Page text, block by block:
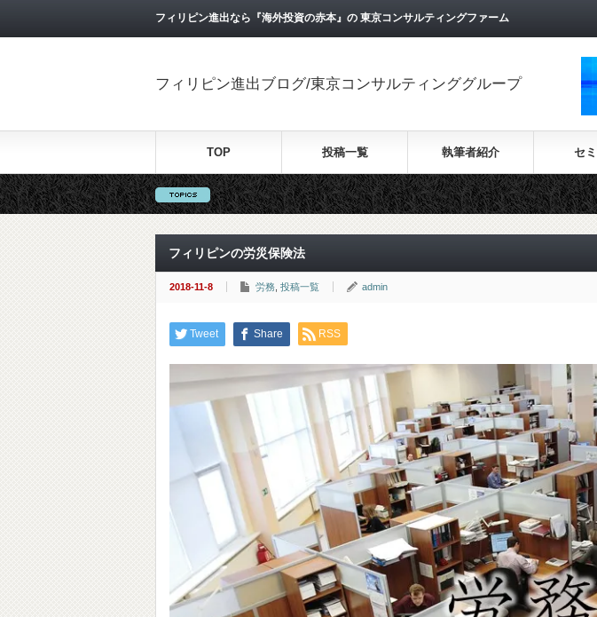
フィリピン進出なら『海外投資の赤本』の 東京コンサルティングファーム
フィリピン進出ブログ/東京コンサルティンググループ
TOP 投稿一覧 執筆者紹介 セ
海外
フィリピンの労災保険法
2018-11-8 労務 投稿一覧 admin
Tweet Share RSS